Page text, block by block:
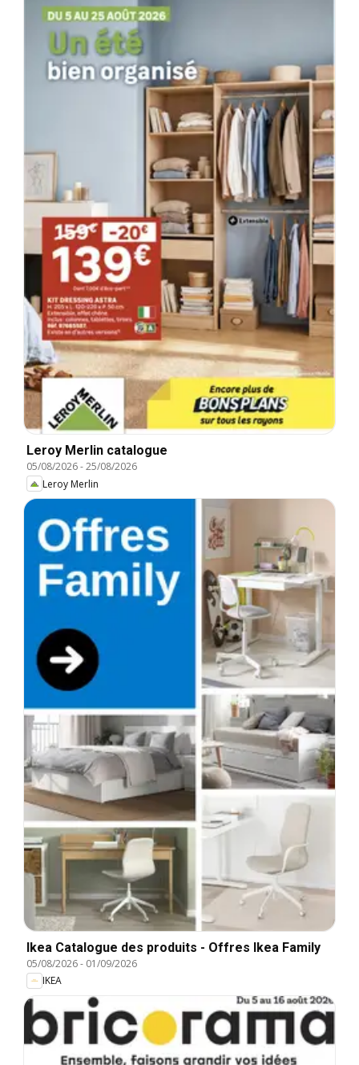
Leroy Merlin catalogue
05/08/2026-25/08/2026
Leroy Merlin
Ikea Catalogue des produits - Offres Ikea Family
05/08/2026- 01/09/2026
IKEA